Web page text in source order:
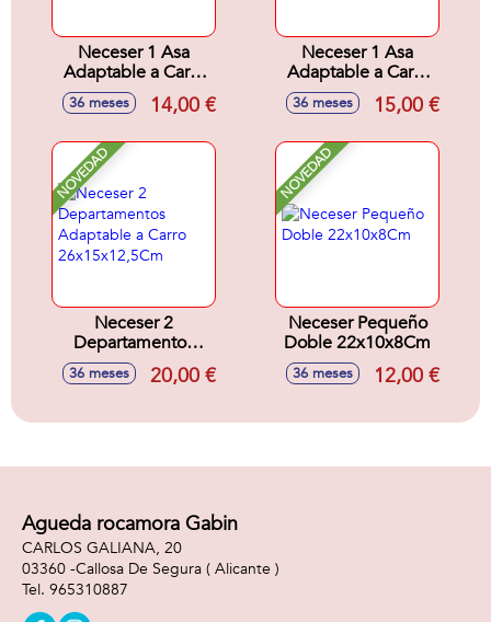
Neceser 1 Asa
Adaptable a Carro
26x15x12Cm
36 meses 14,00 €
Neceser 1 Asa
Adaptable a Carro
26x15x12Cm
36 meses 15,00 €
NOVEDAD
Neceser 2
Departamentos
Adaptable a Carro
26x15x12,5Cm
36 meses 20,00 €
NOVEDAD
Neceser Pequeño
Doble 22x10x8Cm
36 meses 12,00 €
Agueda rocamora Gabin
CARLOS GALIANA, 20
03360 -Callosa De Segura ( Alicante )
965310887